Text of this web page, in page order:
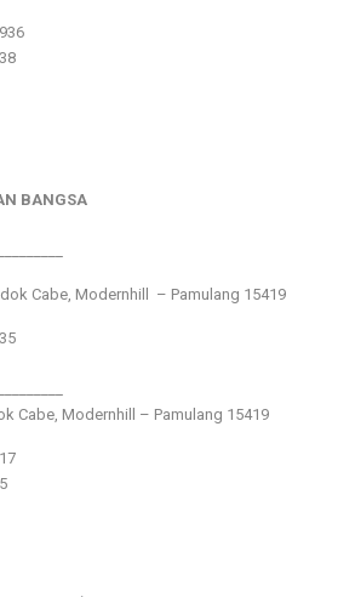
BANGSA
Cabe, Modernhill – Pamulang 15419
Cabe, Modernhill – Pamulang 15419